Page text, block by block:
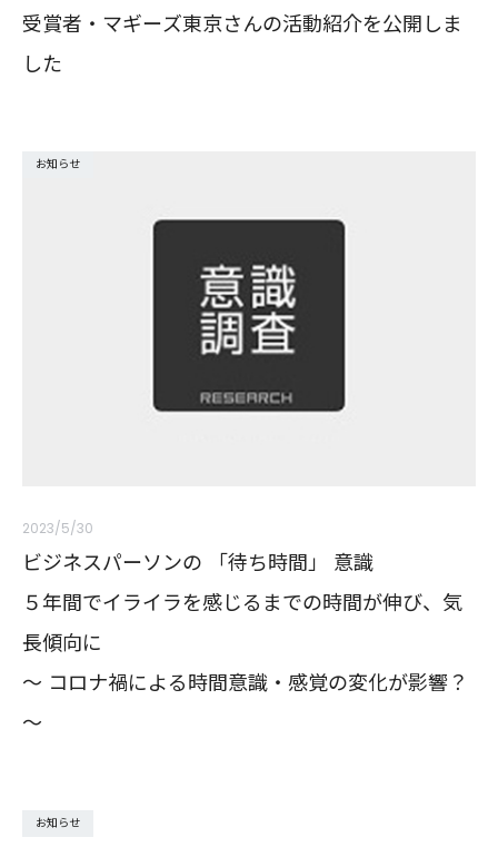
受賞者・マギーズ東京さんの活動紹介を公開しま
した
お知らせ
2023/5/30
ビジネスパーソンの 「待ち時間」 意識
５年間でイライラを感じるまでの時間が伸び、気
長傾向に
～ コロナ禍による時間意識・感覚の変化が影響？
～
お知らせ